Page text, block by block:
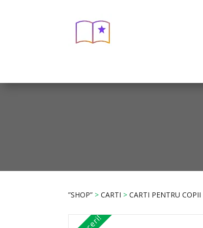
”SHOP” >CARTI >CARTI PENTRU COPII